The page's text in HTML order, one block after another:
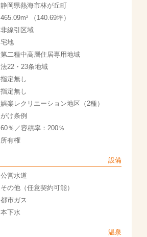
静岡県熱海市林が丘町
465.09m2（140.69坪）
非線引区域
宅地
第二種中高層住居専用地域
法22・23条地域
指定無し
指定無し
娯楽レクリエーション地区（2種）
がけ条例
60％／容積率：200％
所有権
設備
公営水道
その他（任意契約可能）
都市ガス
本下水
温泉